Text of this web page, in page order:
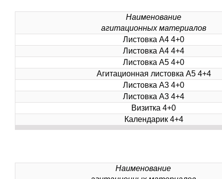
Наименование
агитационных материалов
Листовка А4 4+0
Листовка А4 4+4
Листовка А5 4+0
Агитационная листовка А5 4+4
Листовка А3 4+0
Листовка А3 4+4
Визитка 4+0
Календарик 4+4
Наименование